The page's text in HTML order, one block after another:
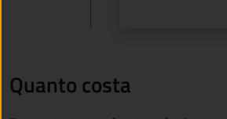
Quanto costa